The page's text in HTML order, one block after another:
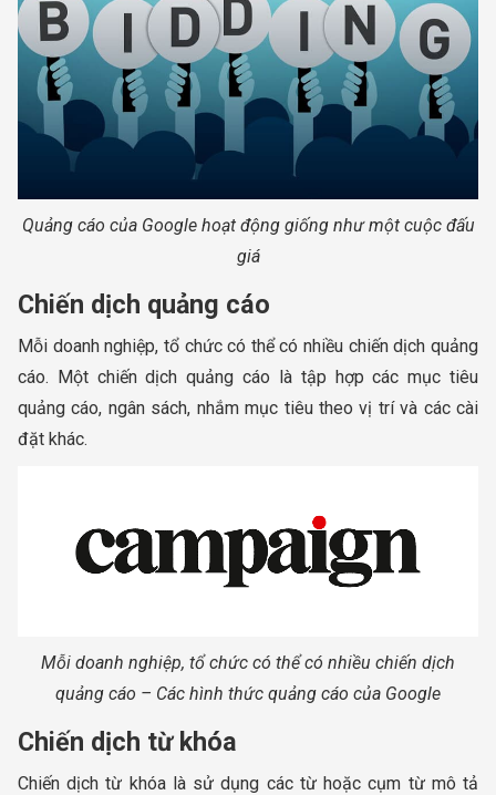
Quảng cáo của Google hoạt động giống như một cuộc đấu
giá
Chiến dịch quảng cáo
Mỗi doanh nghiệp, tổ chức có thể có nhiều chiến dịch quảng
cáo. Một chiến dịch quảng cáo là tập hợp các mục tiêu
quảng cáo, ngân sách, nhắm mục tiêu theo vị trí và các cài
đặt khác.
Mỗi doanh nghiệp, tổ chức có thể có nhiều chiến dịch
quảng cáo – Các hình thức quảng cáo của Google
Chiến dịch từ khóa
Chiến dịch từ khóa là sử dụng các từ hoặc cụm từ mô tả